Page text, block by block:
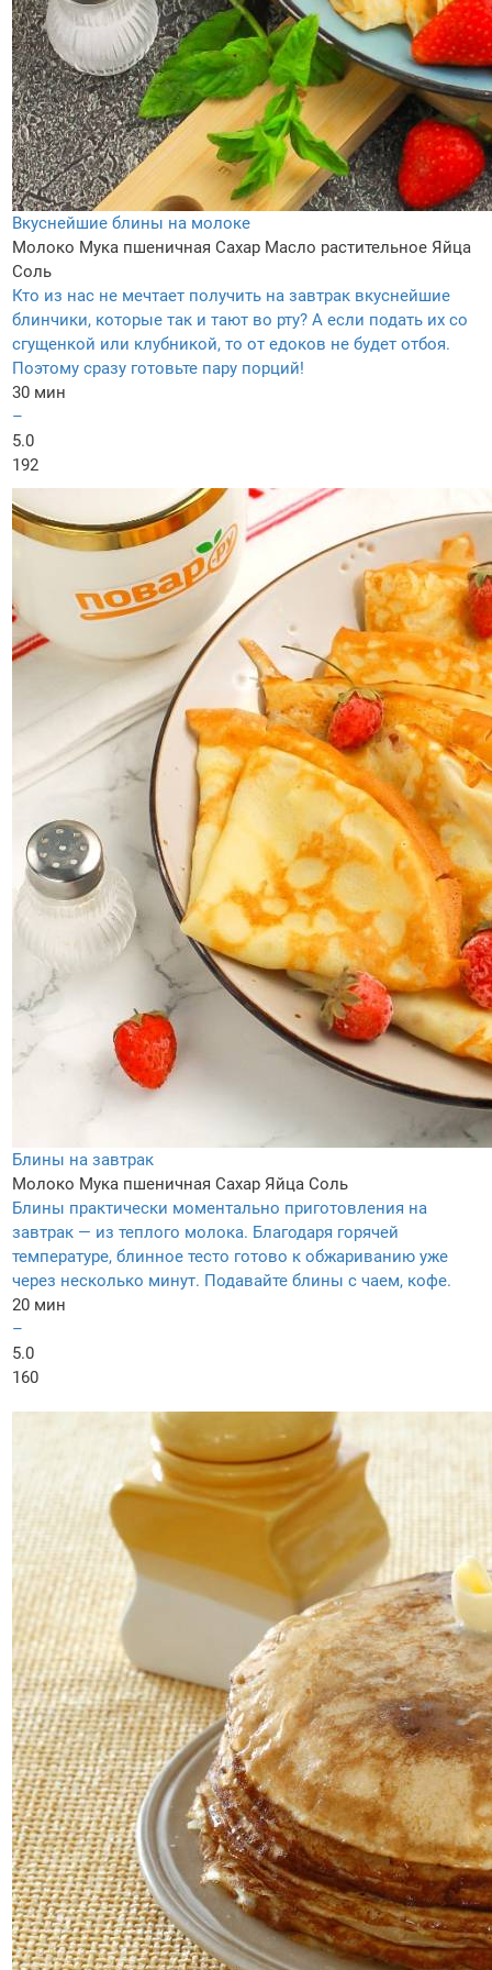
Вкуснейшие блины на молоке
Молоко Мука пшеничная Сахар Масло растительное Яйца
Соль
Кто из нас не мечтает получить на завтрак вкуснейшие
блинчики, которые так и тают во рту? А если подать их со
сгущенкой или клубникой, то от едоков не будет отбоя.
Поэтому сразу готовьте пару порций!
30 мин
–
5.0
192
Блины на завтрак
Молоко Мука пшеничная Сахар Яйца Соль
Блины практически моментально приготовления на
завтрак — из теплого молока. Благодаря горячей
температуре, блинное тесто готово к обжариванию уже
через несколько минут. Подавайте блины с чаем, кофе.
20 мин
–
5.0
160